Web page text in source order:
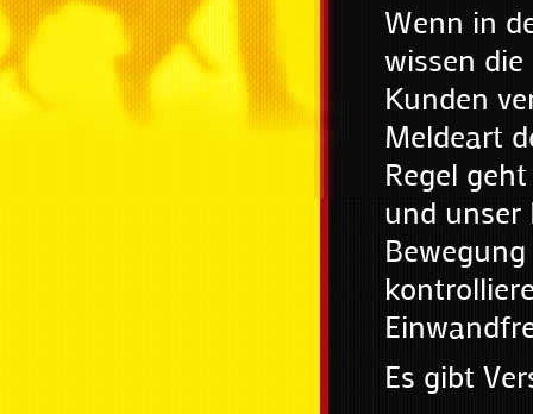
Wenn in
wissen
Kunden
Meldeart
Regel
und
Es gibt